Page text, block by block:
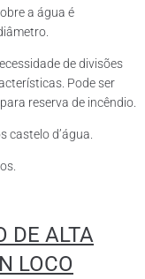
a água é
de divisões
Pode ser
reserva de incêndio.
castelo d’água.
DE ALTA
LOCO